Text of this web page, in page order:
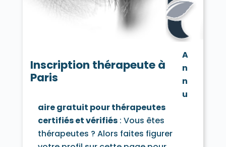
Inscription thérapeute à
Paris
A
n
n
u
aire gratuit pour thérapeutes
certifiés et vérifiés: Vous êtes
thérapeutes ? Alors faites figurer